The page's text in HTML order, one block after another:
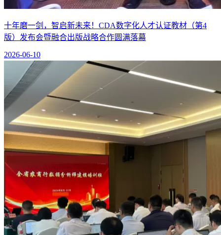
十年磨一剑，智启新未来！CDA数字化人才认证教材（第4
版）发布会暨融合出版战略合作圆满落幕
2026-06-10